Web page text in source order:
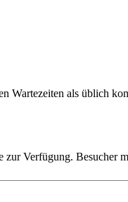
Wartezeiten als üblich
Verfügung. Besucher